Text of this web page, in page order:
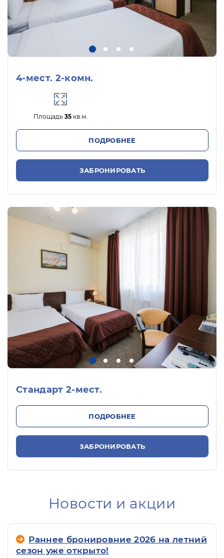
4-мест. 2-комн.
Площадь 35кв.м.
ПОДРОБНЕЕ
ЗАБРОНИРОВАТЬ
Стандарт 2-мест.
ПОДРОБНЕЕ
ЗАБРОНИРОВАТЬ
Новости и акции
Раннее бронировние 2026 на летний
сезон уже открыто!